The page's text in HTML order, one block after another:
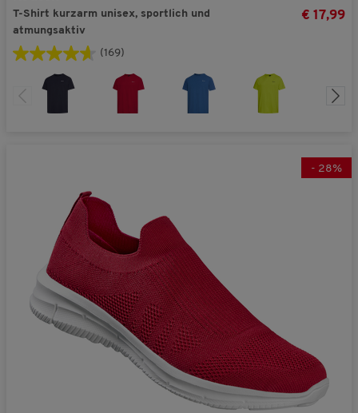
T-Shirt kurzarm unisex, sportlich und
atmungsaktiv
€ 17,99
(169)
- 28%